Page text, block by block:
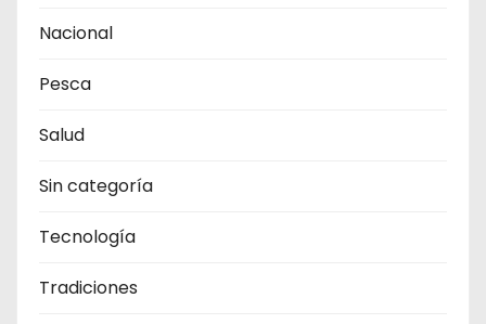
Nacional
Pesca
Salud
Sin categoría
Tecnología
Tradiciones